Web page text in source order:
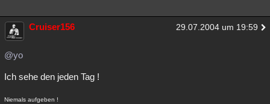
Cruiser156 29.07.2004 um 19:59
@yo
Ich sehe den jeden Tag !
Niemals aufgeben !